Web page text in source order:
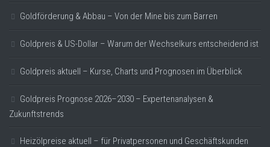
Goldförderung & Abbau – Von der Mine bis zum Barren
Goldpreis & US-Dollar – Warum der Wechselkurs entscheidend ist
Goldpreis aktuell – Kurse, Charts und Prognosen im Überblick
Goldpreis Prognose 2026–2030 – Expertenanalysen &
Zukunftstrends
Heizölpreise aktuell – für Privatpersonen und Geschäftskunden